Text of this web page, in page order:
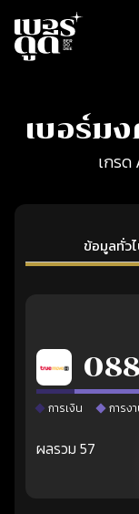
เบอร์ม
เกรด
ข้อมูลทั่ว
การเงิน การง
ผลรวม 57